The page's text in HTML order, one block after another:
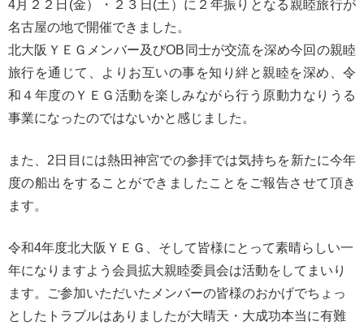
4月２２日(金）・２３日(土）に２年振りとなる親睦旅行が
名古屋の地で開催できました。
北大阪ＹＥＧメンバー及びOB同士が交流を深め今回の親睦
旅行を通じて、よりお互いの事を知り絆と親睦を深め、令
和４年度のＹＥＧ活動を楽しみながら行う原動力なりうる
事業になったのではないかと感じました。
また、2日目には熱田神宮での参拝では気持ちを新たに今年
度の船出をすることができましたことをご報告させて頂き
ます。
令和4年度北大阪ＹＥＧ、そして皆様にとって素晴らしい一
年になりますよう会員拡大親睦委員会は活動をしてまいり
ます。ご参加いただいたメンバーの皆様のおかげでちょっ
としたトラブルはありましたが大晴天・大成功本当に有難